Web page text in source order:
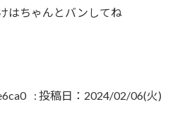
はちゃんとバンしてね
: 投稿日：2024/02/06(火)